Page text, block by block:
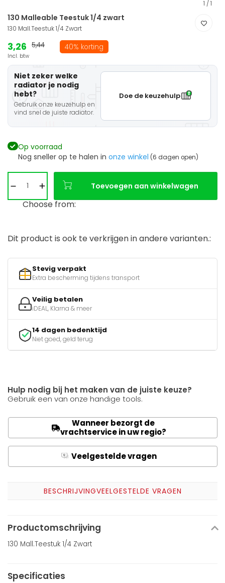
1 / 1
130 Malleable Teestuk 1/4 zwart
130 Mall.Teestuk 1/4 Zwart
3,26
Incl. btw
5,44 40% korting
Niet zeker welke
radiator je nodig
hebt?
Gebruik onze keuzehulp en
vind snel de juiste radiator.
Doe de keuzehulp
Op voorraad
Nog sneller op te halen in onze winkel (6 dagen open)
Toevoegen aan winkelwagen
Choose from:
Dit product is ook te verkrijgen in andere varianten.:
Stevig verpakt
Extra bescherming tijdens transport
Veilig betalen
iDEAL, Klarna & meer
14 dagen bedenktijd
Niet goed, geld terug
Hulp nodig bij het maken van de juiste keuze?
Gebruik een van onze handige tools.
Wanneer bezorgt de
vrachtservice in uw regio?
Q Veelgestelde vragen
BESCHRIJVINGVEELGESTELDE VRAGEN
Productomschrijving
130 Mall.Teestuk 1/4 Zwart
Specificaties